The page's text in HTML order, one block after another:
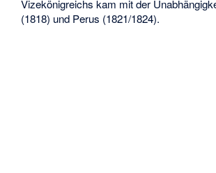
Vizekönigreichs kam mit der
(1818) und Perus (1821/1824).